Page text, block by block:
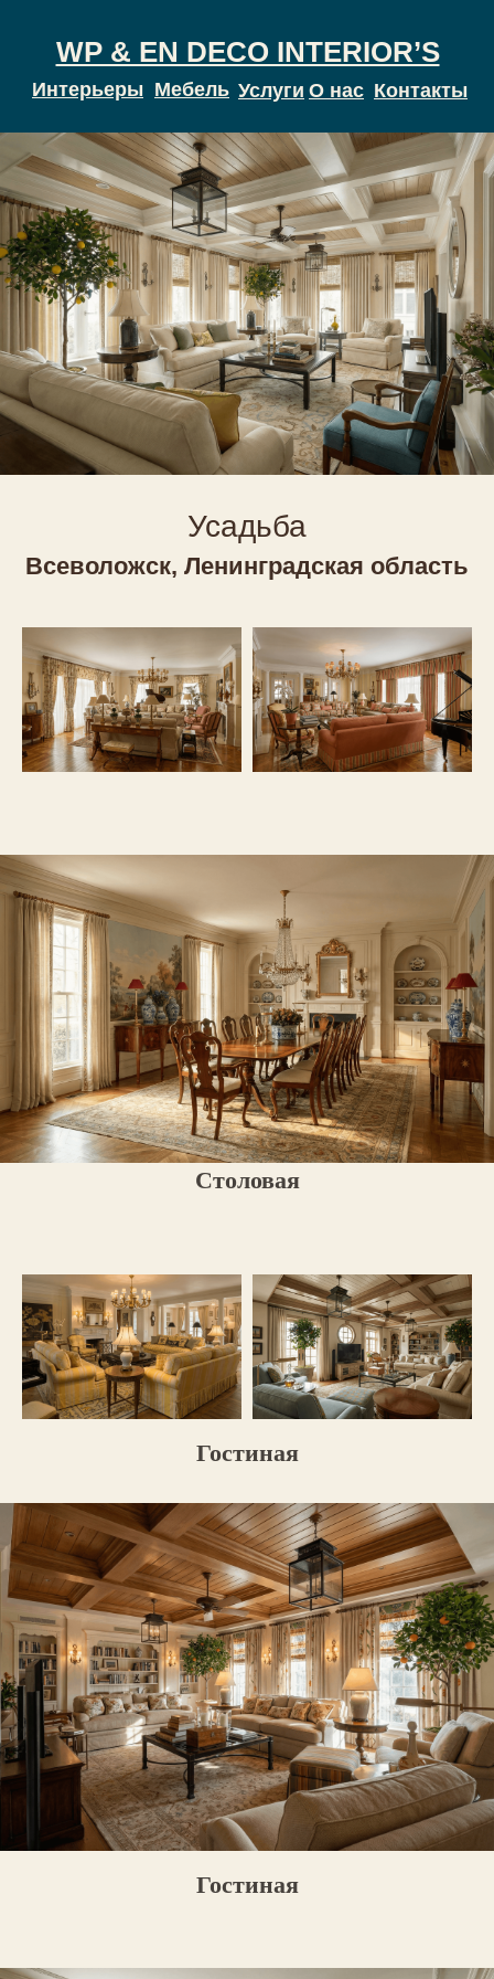
Интерьеры Мебель
WP & EN DECO INTERIOR’S
Контакты
О нас
Услуги
Усадьба
Всеволожск, Ленинградская область
Столовая
Гостиная
Гостиная